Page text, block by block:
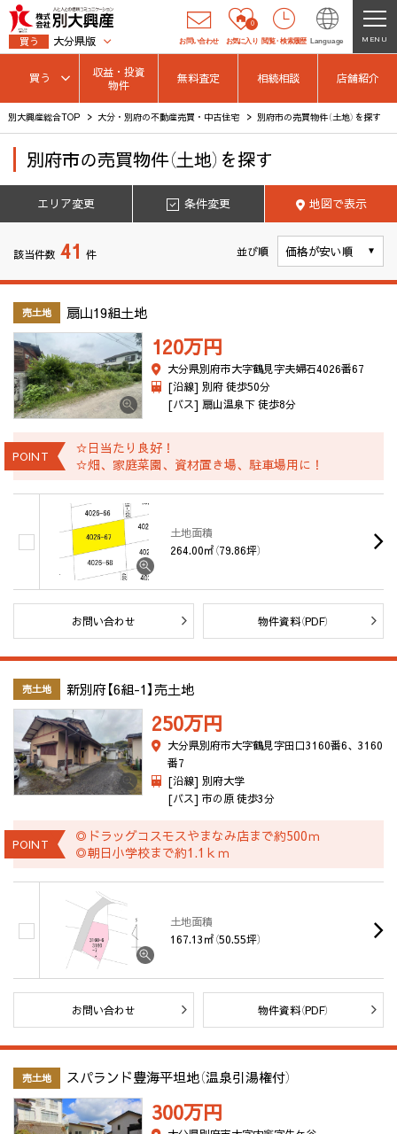
買う 大分県版 お問い合わせ
0
お気に入り 閲覧・ 検索履歴 Language MENU
買う
収益・投資
物件
無料査定 相続相談 店舗紹介
別大興産総合TOP 大分・別府の不動産売買・中古住宅 別府市の売買物件（土地）を探す
エリア変更 条件変更 地図で表示
別府市の売買物件（土地）を探す
該当件数 41 件 並び順
売土地 扇山19組土地
120万円
大分県別府市大字鶴見字夫婦石4026番67
[沿線] 別府 徒歩50分
[バス] 扇山温泉下 徒歩8分
POINT
☆日当たり良好！
☆畑、家庭菜園、資材置き場、駐車場用に！
土地面積
264.00㎡（79.86坪）
お問い合わせ 物件資料（PDF）
売土地 新別府【6組-1】売土地
250万円
大分県別府市大字鶴見字田口3160番6、3160
番7
[沿線] 別府大学
[バス] 市の原 徒歩3分
POINT
◎ドラッグコスモスやまなみ店まで約500ｍ
◎朝日小学校まで約1.1ｋｍ
土地面積
167.13㎡（50.55坪）
お問い合わせ 物件資料（PDF）
売土地 スパランド豊海平坦地（温泉引湯権付）
300万円